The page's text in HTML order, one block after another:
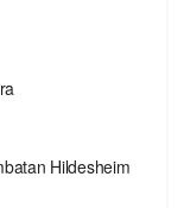
Hildesheim